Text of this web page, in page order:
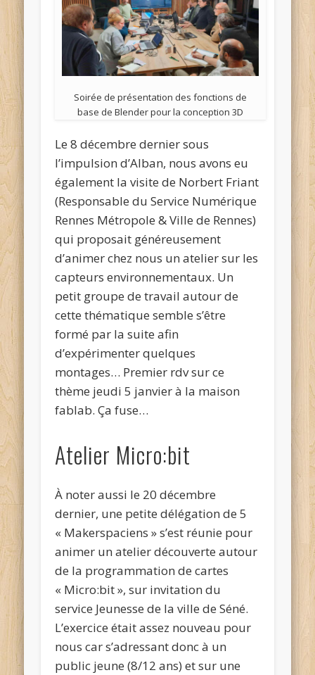
Soirée de présentation des fonctions de
base de Blender pour la conception 3D
Le 8 décembre dernier sous
l’impulsion d’Alban, nous avons eu
également la visite de Norbert Friant
(Responsable du Service Numérique
Rennes Métropole & Ville de Rennes)
qui proposait généreusement
d’animer chez nous un atelier sur les
capteurs environnementaux. Un
petit groupe de travail autour de
cette thématique semble s’être
formé par la suite afin
d’expérimenter quelques
montages… Premier rdv sur ce
thème jeudi 5 janvier à la maison
fablab. Ça fuse…
Atelier Micro:bit
À noter aussi le 20 décembre
dernier, une petite délégation de 5
« Makerspaciens » s’est réunie pour
animer un atelier découverte autour
de la programmation de cartes
« Micro:bit », sur invitation du
service Jeunesse de la ville de Séné.
L’exercice était assez nouveau pour
nous car s’adressant donc à un
public jeune (8/12 ans) et sur une